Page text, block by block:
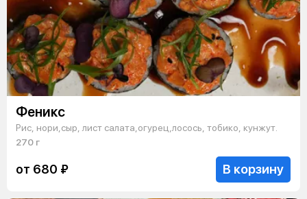
Феникс
Рис, нори,сыр, лист салата,огурец,лосось, тобико, кунжут.
270 г
от 680 ₽ В корзину